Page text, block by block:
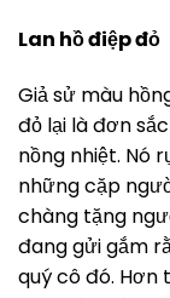
Lan hồ điệp đỏ
Giả sử màu
đỏ lại là đơn
nồng nhiệt. Nó
những cặp
chàng tặng
đang gửi gắm
quý cô đó. Hơn